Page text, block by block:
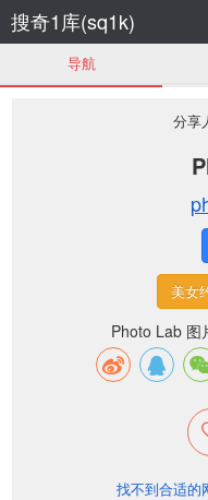
搜奇1库(sq1k)
导航
分享
美女
Photo Lab 图
找不到合适的